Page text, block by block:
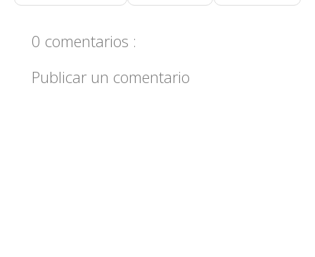
0 comentarios :
Publicar un comentario